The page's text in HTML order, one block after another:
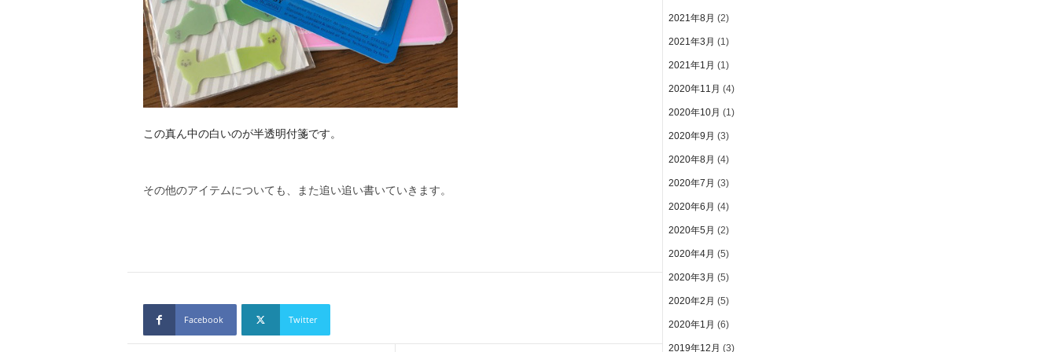
この真ん中の白いのが半透明付箋です。
その他のアイテムについても、また追い追い書いていきます。
Facebook Twitter
2021年8月 (2)
2021年3月 (1)
2021年1月 (1)
2020年11月 (4)
2020年10月 (1)
2020年9月 (3)
2020年8月 (4)
2020年7月 (3)
2020年6月 (4)
2020年5月 (2)
2020年4月 (5)
2020年3月 (5)
2020年2月 (5)
2020年1月 (6)
2019年12月 (3)